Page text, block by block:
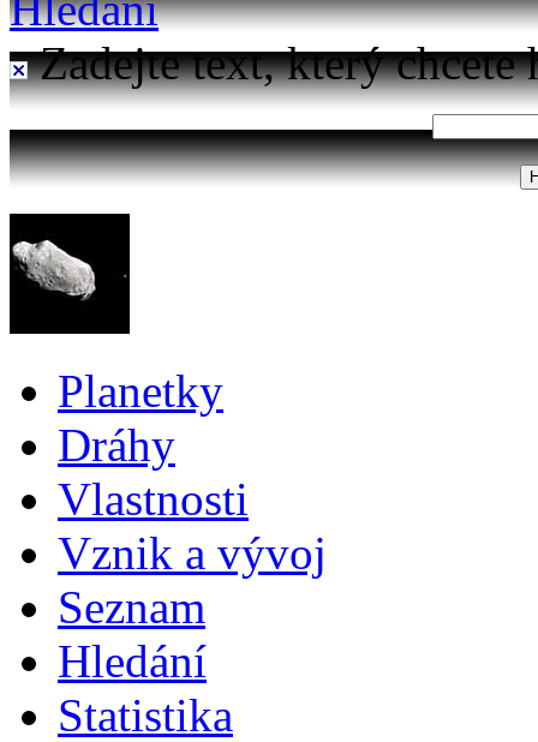
Zadejte text, který chcete
Planetky
Dráhy
Vlastnosti
Vznik a vývoj
Seznam
Hledání
Statistika